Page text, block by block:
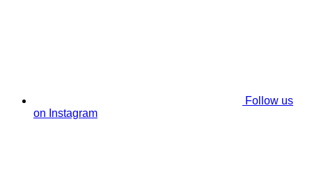
Follow us
on Instagram